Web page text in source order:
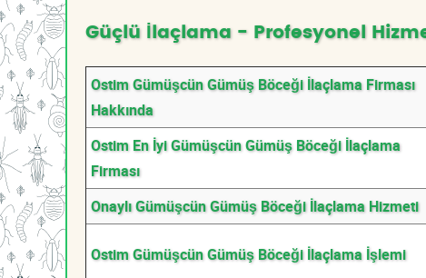
Güçlü İlaçlama - Profesyonel
Ostim Gümüşcün Gümüş Böceği İlaçlama Firması
Hakkında
Ostim En İyi Gümüşcün Gümüş Böceği İlaçlama
Firması
Onaylı Gümüşcün Gümüş Böceği İlaçlama Hizmeti
Ostim Gümüşcün Gümüş Böceği İlaçlama İşlemi